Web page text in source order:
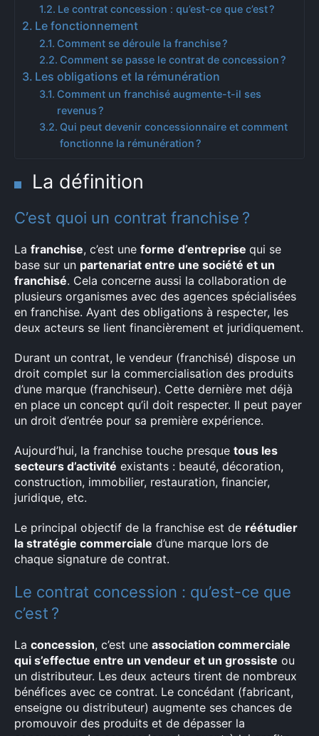
Le contrat concession : qu’est-ce que c’est ?
Le fonctionnement
Comment se déroule la franchise ?
Comment se passe le contrat de concession ?
Les obligations et la rémunération
Comment un franchisé augmente-t-il ses
revenus ?
Qui peut devenir concessionnaire et comment
fonctionne la rémunération ?
La définition
C’est quoi un contrat franchise ?
La franchise, c’est une forme d’entreprise qui se
base sur un partenariat entre une société et un
franchisé. Cela concerne aussi la collaboration de
plusieurs organismes avec des agences spécialisées
en franchise. Ayant des obligations à respecter, les
deux acteurs se lient financièrement et juridiquement.
Durant un contrat, le vendeur (franchisé) dispose un
droit complet sur la commercialisation des produits
d’une marque (franchiseur). Cette dernière met déjà
en place un concept qu’il doit respecter. Il peut payer
un droit d’entrée pour sa première expérience.
Aujourd’hui, la franchise touche presque tous les
secteurs d’activité existants : beauté, décoration,
construction, immobilier, restauration, financier,
juridique, etc.
Le principal objectif de la franchise est de réétudier
la stratégie commerciale d’une marque lors de
chaque signature de contrat.
Le contrat concession : qu’est-ce que
c’est ?
La concession, c’est une association commerciale
qui s’effectue entre un vendeur et un grossiste ou
un distributeur. Les deux acteurs tirent de nombreux
bénéfices avec ce contrat. Le concédant (fabricant,
enseigne ou distributeur) augmente ses chances de
promouvoir des produits et de dépasser la